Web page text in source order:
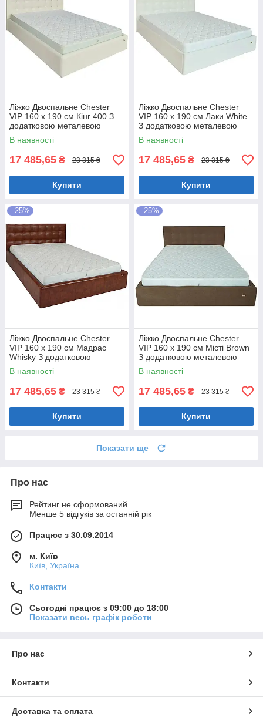
Ліжко Двоспальне Chester
VIP 160 х 190 см Кінг 400 З
додатковою металевою
цільнозварною рамою C1
Білий
В наявності
17 485,65 ₴ 23 315 ₴
Купити
Ліжко Двоспальне Chester
VIP 160 х 190 см Лаки White
З додатковою металевою
цільнозварною рамою Білий
В наявності
17 485,65 ₴ 23 315 ₴
Купити
–25%
Ліжко Двоспальне Chester
VIP 160 х 190 см Мадрас
Whisky З додатковою
металевою цільнозварною
рамою Коричневий
В наявності
17 485,65 ₴ 23 315 ₴
Купити
–25%
Ліжко Двоспальне Chester
VIP 160 х 190 см Місті Brown
З додатковою металевою
цільнозварною рамою
Коричневий
В наявності
17 485,65 ₴ 23 315 ₴
Купити
Показати ще
Про нас
Рейтинг не сформований
Менше 5 відгуків за останній рік
Працює з 30.09.2014
м. Київ
Київ, Україна
Контакти
Сьогодні працює з 09:00 до 18:00
Показати весь графік роботи
Про нас
Контакти
Доставка та оплата